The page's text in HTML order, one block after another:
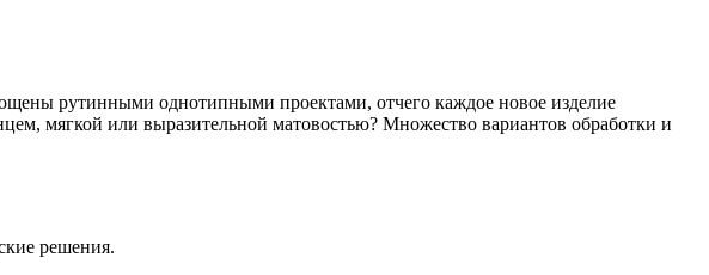
рутинными однотипными проектами, отчего каждое новое изделие
мягкой или выразительной матовостью? Множество вариантов обработки и
решения.